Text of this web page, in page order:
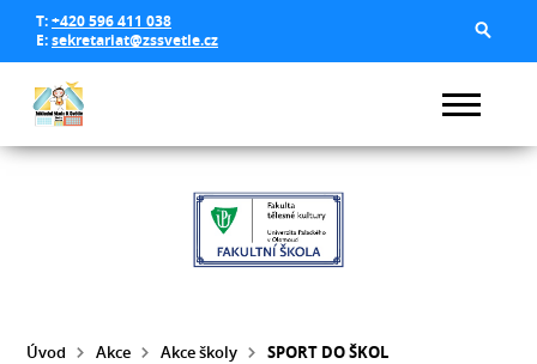
T:+420 596 411 038
E:sekretariat@zssvetle.cz
Úvod Akce Akce školy SPORT DO ŠKOL